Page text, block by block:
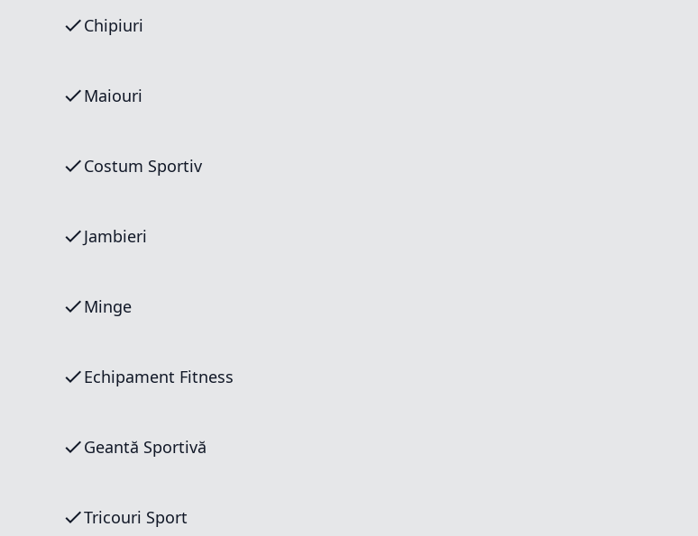
Chipiuri
Maiouri
Costum Sportiv
Jambieri
Minge
Echipament Fitness
Geantă Sportivă
Tricouri Sport